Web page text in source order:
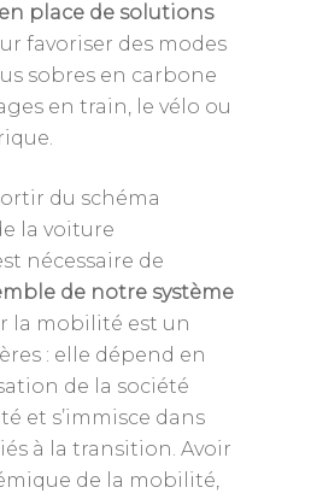
place de solutions
favoriser des modes
sobres en carbone
en train, le vélo ou
du schéma
la voiture
nécessaire de
de notre système
la mobilité est un
: elle dépend en
de la société
et s’immisce dans
à la transition. Avoir
de la mobilité,